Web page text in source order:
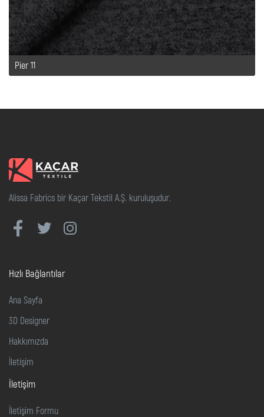
Pier 11
Alissa Fabrics bir Kaçar Tekstil A.Ş. kuruluşudur.
Hızlı Bağlantılar
Ana Sayfa
3D Designer
Hakkımızda
İletişim
İletişim
İletişim Formu